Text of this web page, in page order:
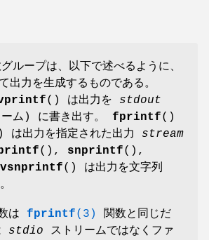
ループは、以下で述べるように、
出力を生成するものである。
() は出力を stdout
ーム) に書き出す。 fprintf()
は出力を指定された出力 stream
(), snprintf(),
vsnprintf() は出力を文字列
は fprintf(3)
関数と同じだ
stdio ストリームではなくファ